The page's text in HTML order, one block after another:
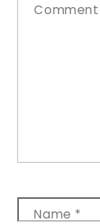
Comment
Name *